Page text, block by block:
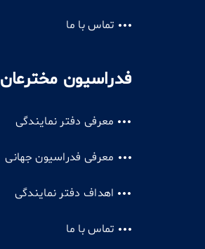
تماس با ما
فدراسیون مخترعان
معرفی دفتر نمایندگی
معرفی فدراسیون جهانی
اهداف دفتر نمایندگی
تماس با ما